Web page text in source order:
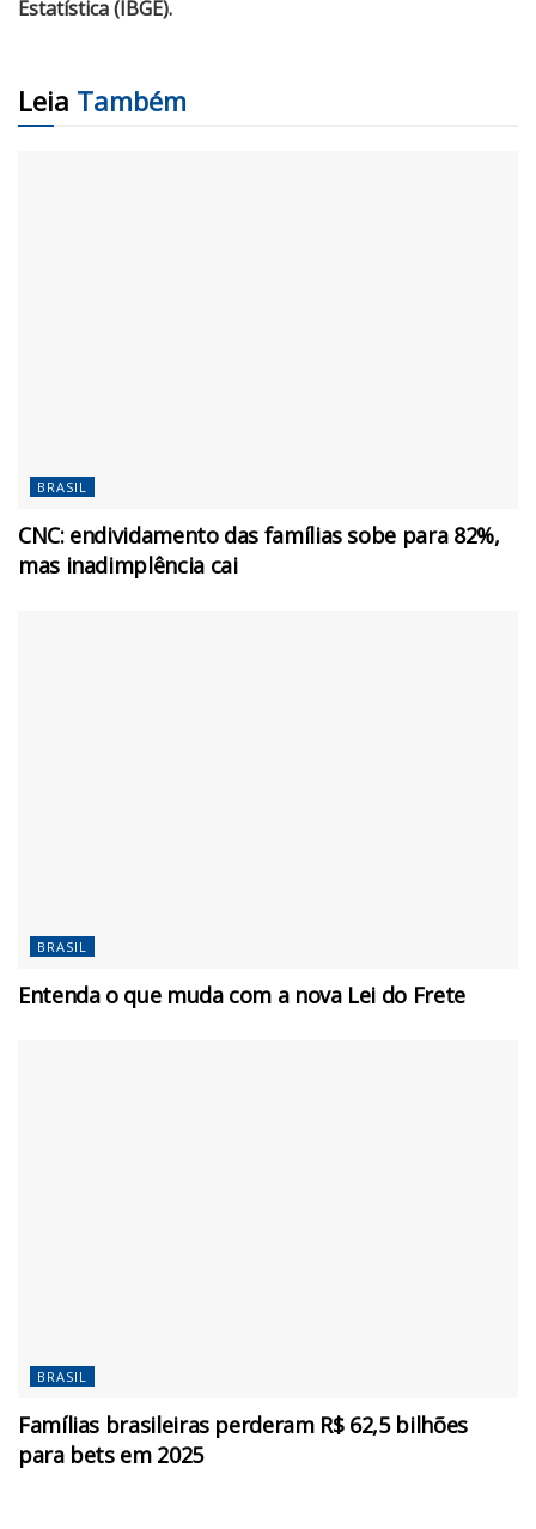
Estatística (IBGE).
Leia Também
BRASIL
CNC: endividamento das famílias sobe para 82%,
mas inadimplência cai
BRASIL
Entenda o que muda com a nova Lei do Frete
BRASIL
Famílias brasileiras perderam R$ 62,5 bilhões
para bets em 2025